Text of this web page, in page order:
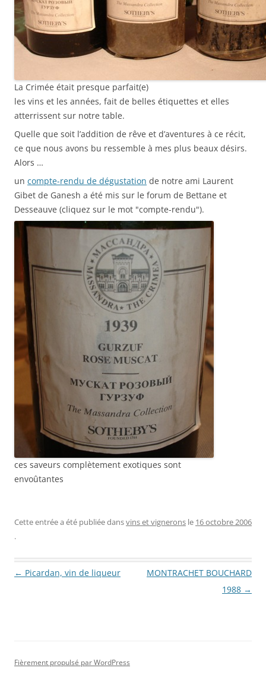
La Crimée était presque parfait(e)
les vins et les années, fait de belles étiquettes et elles
atterrissent sur notre table.
Quelle que soit l’addition de rêve et d’aventures à ce récit,
ce que nous avons bu ressemble à mes plus beaux désirs.
Alors …
un compte-rendu de dégustation de notre ami Laurent
Gibet de Ganesh a été mis sur le forum de Bettane et
Desseauve (cliquez sur le mot "compte-rendu").
ces saveurs complètement exotiques sont
envoûtantes
Cette entrée a été publiée dansvins et vignerons le 16 octobre 2006
.
Navigation des articles
← Picardan, vin de liqueur
MONTRACHET BOUCHARD
1988 →
Fièrement propulsé par WordPress